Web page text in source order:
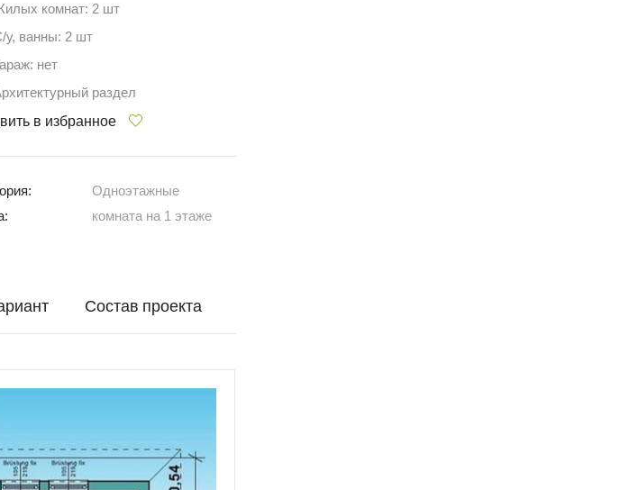
комнат: 2 шт
у, ванны: 2 шт
нет
раздел
в избранное
Одноэтажные
комната на 1 этаже
Состав проекта